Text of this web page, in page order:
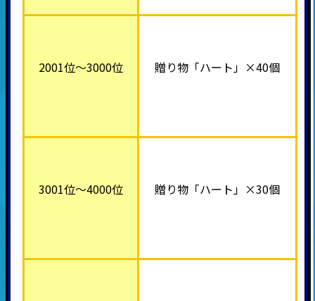
2001位～3000位 贈り物「ハート」×40個
3001位～4000位 贈り物「ハート」×30個